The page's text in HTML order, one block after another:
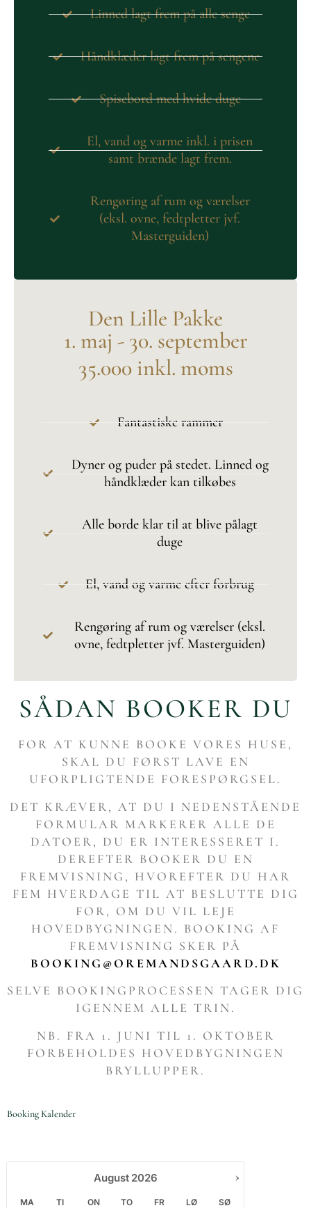
Linned lagt frem på alle senge
Håndklæder lagt frem på sengene
Spisebord med hvide duge
El, vand og varme inkl. i prisen
samt brænde lagt frem.
Rengøring af rum og værelser
(eksl. ovne, fedtpletter jvf.
Masterguiden)
Den Lille Pakke
1. maj - 30. september
35.000 inkl. moms
Fantastiske rammer
Dyner og puder på stedet. Linned og
håndklæder kan tilkøbes
Alle borde klar til at blive pålagt
duge
El, vand og varme efter forbrug
Rengøring af rum og værelser (eksl.
ovne, fedtpletter jvf. Masterguiden)
SÅDAN BOOKER DU
FOR AT KUNNE BOOKE VORES HUSE,
SKAL DU FØRST LAVE EN
UFORPLIGTENDE FORESPØRGSEL.
DET KRÆVER, AT DU I NEDENSTÅENDE
FORMULAR MARKERER ALLE DE
DATOER, DU ER INTERESSERET I.
DEREFTER BOOKER DU EN
FREMVISNING, HVOREFTER DU HAR
FEM HVERDAGE TIL AT BESLUTTE DIG
FOR, OM DU VIL LEJE
HOVEDBYGNINGEN. BOOKING AF
FREMVISNING SKER PÅ
BOOKING@OREMANDSGAARD.DK
SELVE BOOKINGPROCESSEN TAGER DIG
IGENNEM ALLE TRIN.
NB. FRA 1. JUNI TIL 1. OKTOBER
FORBEHOLDES HOVEDBYGNINGEN
BRYLLUPPER.
Booking Kalender
›
August 2026
MA TI ON TO FR LØ
SØ